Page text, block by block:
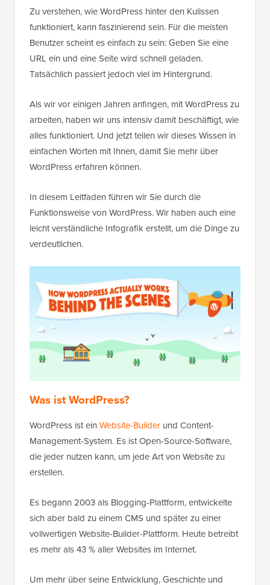
Zu verstehen, wie WordPress hinter den Kulissen
funktioniert, kann faszinierend sein. Für die meisten
Benutzer scheint es einfach zu sein: Geben Sie eine
URL ein und eine Seite wird schnell geladen.
Tatsächlich passiert jedoch viel im Hintergrund.
Als wir vor einigen Jahren anfingen, mit WordPress zu
arbeiten, haben wir uns intensiv damit beschäftigt, wie
alles funktioniert. Und jetzt teilen wir dieses Wissen in
einfachen Worten mit Ihnen, damit Sie mehr über
WordPress erfahren können.
In diesem Leitfaden führen wir Sie durch die
Funktionsweise von WordPress. Wir haben auch eine
leicht verständliche Infografik erstellt, um die Dinge zu
verdeutlichen.
Was ist WordPress?
WordPress ist ein Website-Builder und Content-
Management-System. Es ist Open-Source-Software,
die jeder nutzen kann, um jede Art von Website zu
erstellen.
Es begann 2003 als Blogging-Plattform, entwickelte
sich aber bald zu einem CMS und später zu einer
vollwertigen Website-Builder-Plattform. Heute betreibt
es mehr als 43 % aller Websites im Internet.
Um mehr über seine Entwicklung, Geschichte und